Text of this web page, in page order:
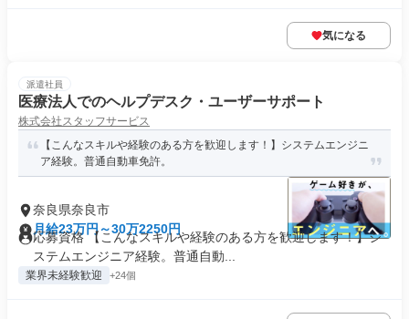
気になる
派遣社員
医療法人でのヘルプデスク・ユーザーサポート
株式会社スタッフサービス
【こんなスキルや経験のある方を歓迎します！】システムエンジニ
ア経験。普通自動車免許。
奈良県奈良市
月給23万円～30万2250円
応募資格 【こんなスキルや経験のある方を歓迎します！】シ
ステムエンジニア経験。普通自動...
業界未経験歓迎 +24個